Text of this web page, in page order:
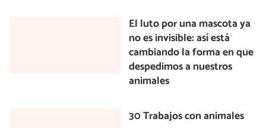
El luto por una mascota ya
no es invisible: así está
cambiando la forma en que
despedimos a nuestros
animales
30 Trabajos con animales